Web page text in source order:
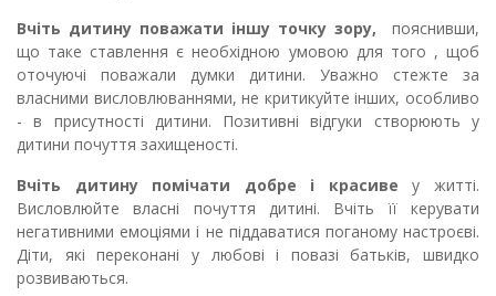
Вчіть дитину поважати іншу точку зору, пояснивши,
що таке ставлення є необхідною умовою для того , щоб
оточуючі поважали думки дитини. Уважно стежте за
власними висловлюваннями, не критикуйте інших, особливо
- в присутності дитини. Позитивні відгуки створюють у
дитини почуття захищеності.
Вчіть дитину помічати добре і красивеу житті.
Висловлюйте власні почуття дитині. Вчіть її керувати
негативними емоціями і не піддаватися поганому настроєві.
Діти, які переконані у любові і повазі батьків, швидко
розвиваються.